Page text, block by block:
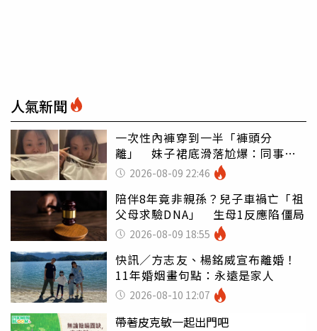
人氣新聞
一次性內褲穿到一半「褲頭分
離」 妹子裙底滑落尬爆：同事全
看光2026-08-09 22:46
陪伴8年竟非親孫？兒子車禍亡「祖
父母求驗DNA」 生母1反應陷僵局
2026-08-09 18:55
快訊／方志友、楊銘威宣布離婚！
11年婚姻畫句點：永遠是家人
2026-08-10 12:07
帶著皮克敏一起出門吧